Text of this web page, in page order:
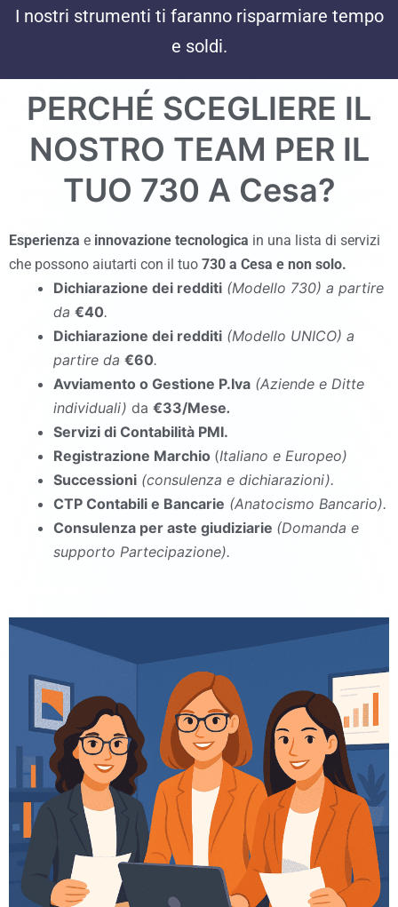
I nostri strumenti ti faranno risparmiare tempo
e soldi.
PERCHÉ SCEGLIERE IL
NOSTRO TEAM PER IL
TUO 730 A Cesa?
Esperienza e innovazione tecnologica in una lista di servizi
che possono aiutarti con il tuo 730 a Cesa e non solo.
Dichiarazione dei redditi (Modello 730) a partire
da €40.
Dichiarazione dei redditi (Modello UNICO) a
partire da €60.
Avviamento o Gestione P.Iva (Aziende e Ditte
individuali) da €33/Mese.
Servizi di Contabilità PMI.
Registrazione Marchio (Italiano e Europeo)
Successioni (consulenza e dichiarazioni).
CTP Contabili e Bancarie (Anatocismo Bancario).
Consulenza per aste giudiziarie (Domanda e
supporto Partecipazione).